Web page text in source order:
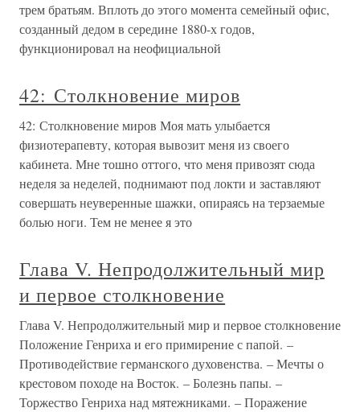
трем братьям. Вплоть до этого момента семейный офис,
созданный дедом в середине 1880-х годов,
функционировал на неофициальной
42: Столкновение миров
42: Столкновение миров Моя мать улыбается
физиотерапевту, которая вывозит меня из своего
кабинета. Мне тошно оттого, что меня привозят сюда
неделя за неделей, поднимают под локти и заставляют
совершать неуверенные шажки, опираясь на терзаемые
болью ноги. Тем не менее я это
Глава V. Непродолжительный мир
и первое столкновение
Глава V. Непродолжительный мир и первое столкновение
Положение Генриха и его примирение с папой. –
Противодействие германского духовенства. – Мечты о
крестовом походе на Восток. – Болезнь папы. –
Торжество Генриха над мятежниками. – Поражение